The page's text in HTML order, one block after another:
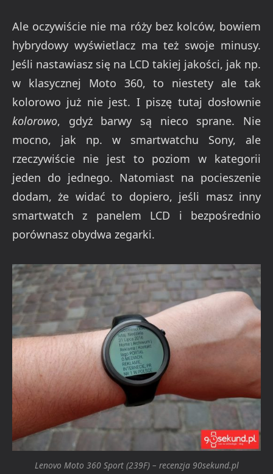
Ale oczywiście nie ma róży bez kolców, bowiem
hybrydowy wyświetlacz ma też swoje minusy.
Jeśli nastawiasz się na LCD takiej jakości, jak np.
w klasycznej Moto 360, to niestety ale tak
kolorowo już nie jest. I piszę tutaj dosłownie
kolorowo, gdyż barwy są nieco sprane. Nie
mocno, jak np. w smartwatchu Sony, ale
rzeczywiście nie jest to poziom w kategorii
jeden do jednego. Natomiast na pocieszenie
dodam, że widać to dopiero, jeśli masz inny
smartwatch z panelem LCD i bezpośrednio
porównasz obydwa zegarki.
Lenovo Moto 360 Sport (239F) – recenzja 90sekund.pl